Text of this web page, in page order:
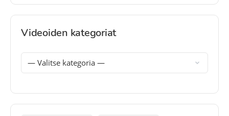
Videoiden kategoriat